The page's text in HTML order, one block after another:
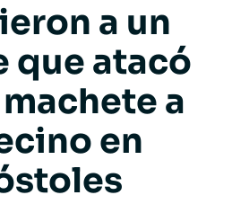
a un
que atacó
a
en